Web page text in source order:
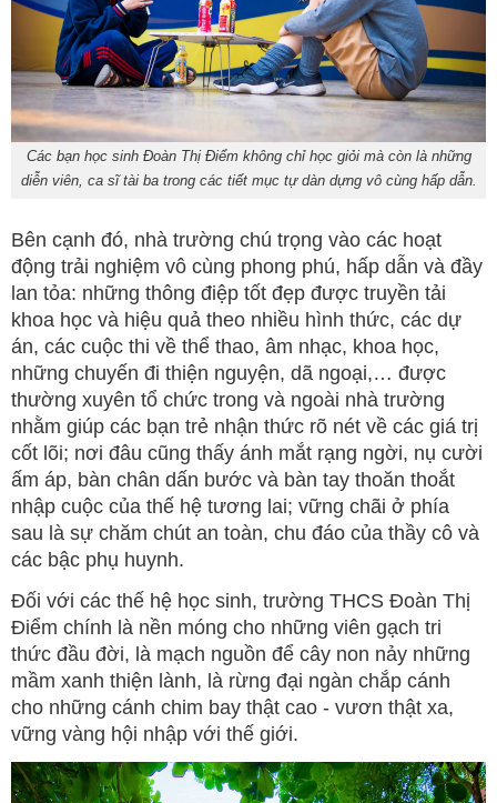
Các bạn học sinh Đoàn Thị Điểm không chỉ học giỏi mà còn là những
diễn viên, ca sĩ tài ba trong các tiết mục tự dàn dựng vô cùng hấp dẫn.
Bên cạnh đó, nhà trường chú trọng vào các hoạt
động trải nghiệm vô cùng phong phú, hấp dẫn và đầy
lan tỏa: những thông điệp tốt đẹp được truyền tải
khoa học và hiệu quả theo nhiều hình thức, các dự
án, các cuộc thi về thể thao, âm nhạc, khoa học,
những chuyến đi thiện nguyện, dã ngoại,… được
thường xuyên tổ chức trong và ngoài nhà trường
nhằm giúp các bạn trẻ nhận thức rõ nét về các giá trị
cốt lõi; nơi đâu cũng thấy ánh mắt rạng ngời, nụ cười
ấm áp, bàn chân dấn bước và bàn tay thoăn thoắt
nhập cuộc của thế hệ tương lai; vững chãi ở phía
sau là sự chăm chút an toàn, chu đáo của thầy cô và
các bậc phụ huynh.
Đối với các thế hệ học sinh, trường THCS Đoàn Thị
Điểm chính là nền móng cho những viên gạch tri
thức đầu đời, là mạch nguồn để cây non nảy những
mầm xanh thiện lành, là rừng đại ngàn chắp cánh
cho những cánh chim bay thật cao - vươn thật xa,
vững vàng hội nhập với thế giới.